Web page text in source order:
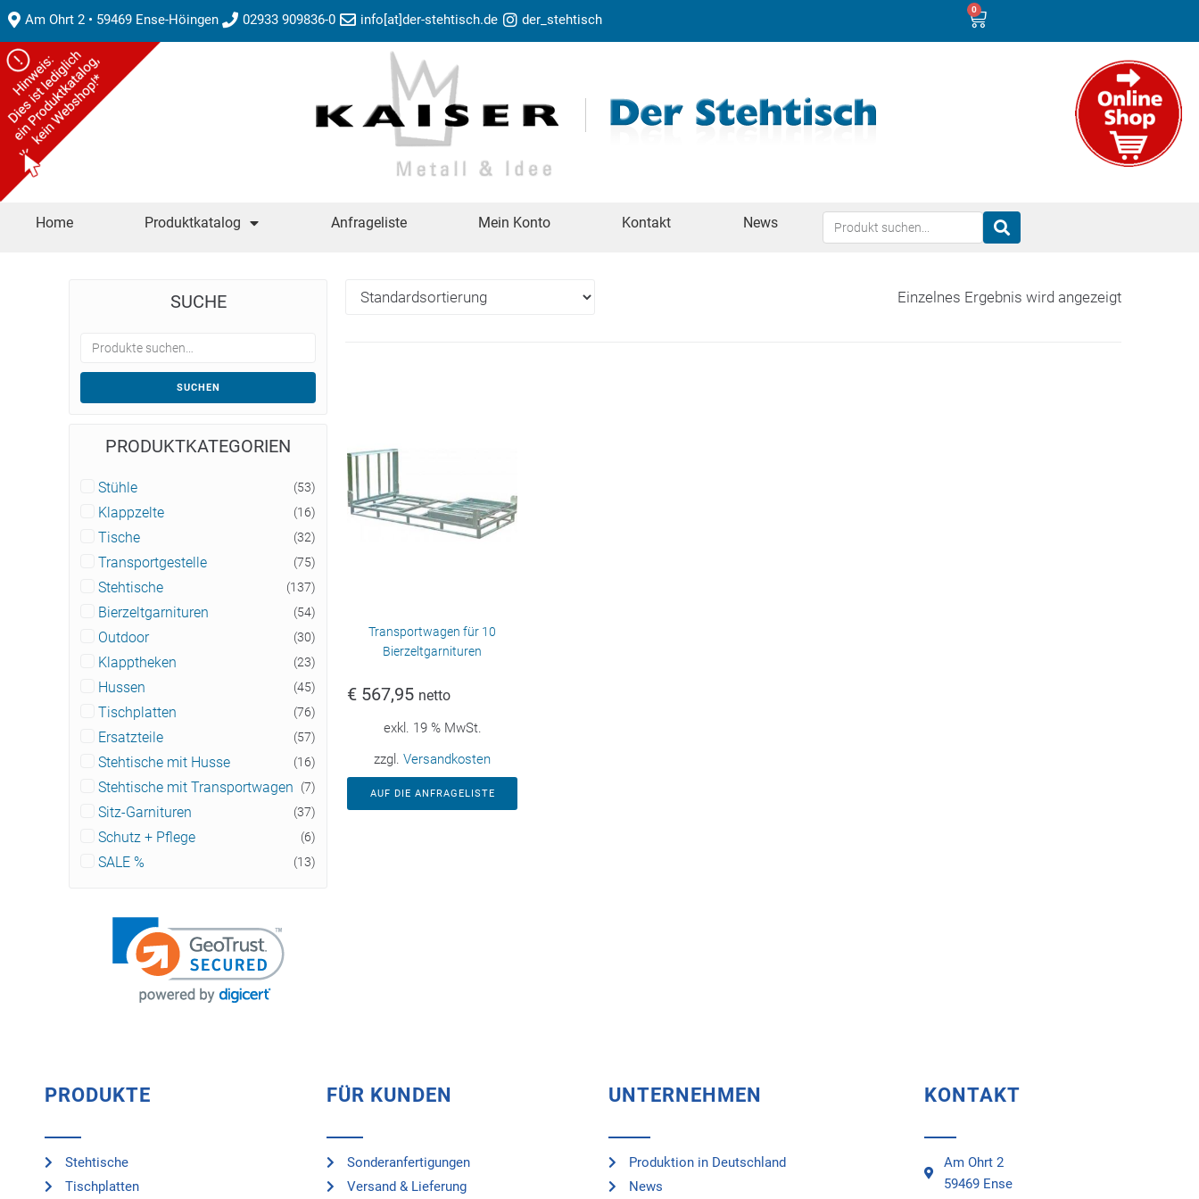
Am Ohrt 2 • 59469 Ense-Höingen 02933 909836-0 info[at]der-stehtisch.de der_stehtisch
0
Home Produktkatalog Anfrageliste Mein Konto Kontakt News
Einzelnes Ergebnis wird angezeigt
Transportwagen für 10
Bierzeltgarnituren
€ 567,95 netto
exkl. 19 % MwSt.
zzgl. Versandkosten
AUF DIE ANFRAGELISTE
SUCHE
SUCHEN
PRODUKTKATEGORIEN
Stühle (53)
Klappzelte (16)
Tische (32)
Transportgestelle (75)
Stehtische (137)
Bierzeltgarnituren (54)
Outdoor (30)
Klapptheken (23)
Hussen (45)
Tischplatten (76)
Ersatzteile (57)
Stehtische mit Husse (16)
Stehtische mit Transportwagen (7)
Sitz-Garnituren (37)
Schutz + Pflege (6)
SALE % (13)
PRODUKTE
Stehtische
Tischplatten
FÜR KUNDEN
Sonderanfertigungen
Versand & Lieferung
UNTERNEHMEN
Produktion in Deutschland
News
KONTAKT
Am Ohrt 2
59469 Ense